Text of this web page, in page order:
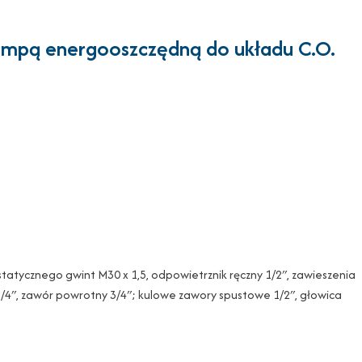
energooszczędną do układu C.O.
gwint M30 x 1,5, odpowietrznik ręczny 1/2″, zawieszenia
zawór powrotny 3/4″; kulowe zawory spustowe 1/2″, głowica